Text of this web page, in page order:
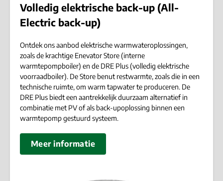
Volledig elektrische back-up (All-
Electric back-up)
Ontdek ons aanbod elektrische warmwateroplossingen,
zoals de krachtige Enevator Store (interne
warmtepompboiler) en de DRE Plus (volledig elektrische
voorraadboiler). De Store benut restwarmte, zoals die in een
technische ruimte, om warm tapwater te produceren. De
DRE Plus biedt een aantrekkelijk duurzaam alternatief in
combinatie met PV of als back-upoplossing binnen een
warmtepomp gestuurd systeem.
Meer informatie